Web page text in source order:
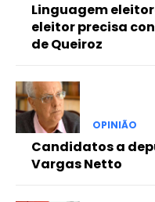
Linguagem
eleitor precisa
de Queiroz
OPINIÃO
Candidatos a
Vargas Netto